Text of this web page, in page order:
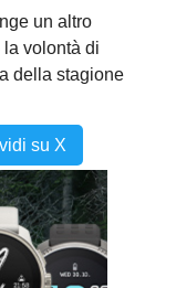
un altro
volontà di
della stagione
su X